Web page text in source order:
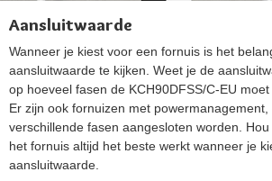
Aansluitwaarde
Wanneer je kiest voor een fornuis is het
aansluitwaarde te kijken. Weet je de
op hoeveel fasen de KCH90DFSS/C-EU
Er zijn ook fornuizen met
verschillende fasen aangesloten worden.
het fornuis altijd het beste werkt wanneer je
aansluitwaarde.